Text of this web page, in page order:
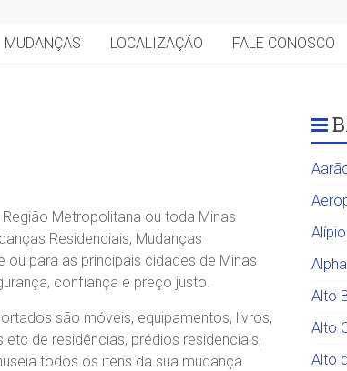
MUDANÇAS LOCALIZAÇÃO FALE CONOSCO
Metropolitana ou toda Minas
Residenciais, Mudanças
para as principais cidades de Minas
confiança e preço justo.
são móveis, equipamentos, livros,
de residências, prédios residenciais,
todos os itens da sua mudança
Alto
Alto
Alto